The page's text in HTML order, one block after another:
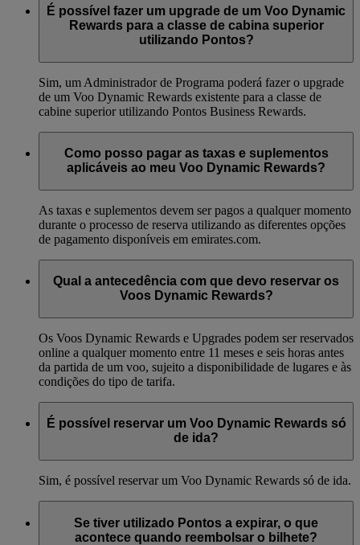
É possível fazer um upgrade de um Voo Dynamic
Rewards para a classe de cabina superior
utilizando Pontos?
Sim, um Administrador de Programa poderá fazer o upgrade
de um Voo Dynamic Rewards existente para a classe de
cabine superior utilizando Pontos Business Rewards.
Como posso pagar as taxas e suplementos
aplicáveis ao meu Voo Dynamic Rewards?
As taxas e suplementos devem ser pagos a qualquer momento
durante o processo de reserva utilizando as diferentes opções
de pagamento disponíveis em emirates.com.
Qual a antecedência com que devo reservar os
Voos Dynamic Rewards?
Os Voos Dynamic Rewards e Upgrades podem ser reservados
online a qualquer momento entre 11 meses e seis horas antes
da partida de um voo, sujeito a disponibilidade de lugares e às
condições do tipo de tarifa.
É possível reservar um Voo Dynamic Rewards só
de ida?
Sim, é possível reservar um Voo Dynamic Rewards só de ida.
Se tiver utilizado Pontos a expirar, o que
acontece quando reembolsar o bilhete?